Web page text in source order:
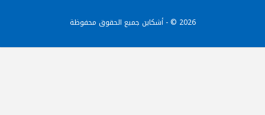
2026 © - أشكاين جميع الحقوق محفوظة